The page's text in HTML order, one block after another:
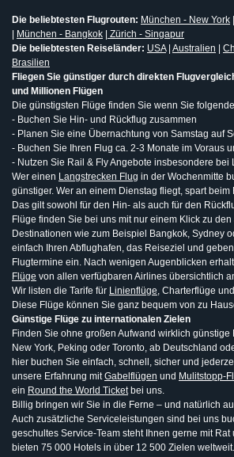
Die beliebtesten Flugrouten: München - New York
München - Bangkok
Zürich - Singapur
Die beliebtesten Reiseländer: USA| Australien
Brasilien
Fliegen Sie günstiger durch direkten
und Millionen Flügen
Die günstigsten Flüge finden Sie wenn Sie
- Buchen Sie Hin- und Rückflug zusammen
- Planen Sie eine Übernachtung von Samstag auf
- Buchen Sie Ihren Flug ca. 2-3 Monate im Voraus
- Nutzen Sie Rail & Fly Angebote insbesondere bei
Wer einen Langstrecken Flug in der Wochenmitte
günstiger. Wer an einem Dienstag fliegt, spart
Das gilt sowohl für den Hin- als auch für den
Flüge finden Sie bei uns mit nur einem Klick zu den
Destinationen wie zum Beispiel Bangkok, Sydney
einfach Ihren Abflughafen, das Reiseziel und
Flugtermine ein. Nach wenigen Augenblicken
Flüge von allen verfügbaren Airlines übersichtlich
Wir listen die Tarife für Linienflüge, Charterflüge und
Diese Flüge können Sie ganz bequem von zu
Günstige Flüge zu internationalen Zielen
Finden Sie ohne großen Aufwand wirklich günstige
New York, Peking oder Toronto, ab Deutschland
hier buchen Sie einfach, schnell, sicher und
unsere Erfahrung mitGabelflügen und Mulitstopp-
ein Round the World Ticketbei uns.
Billig bringen wir Sie in die Ferne – und natürlich
Auch zusätzliche Serviceleistungen sind bei uns
geschultes Service-Team steht Ihnen gerne mit Rat
bieten 75 000 Hotels in über 12 500 Zielen